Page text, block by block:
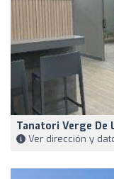
Tanatori Verge De
Ver dirección y